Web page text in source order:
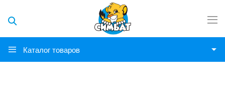
Каталог товаров